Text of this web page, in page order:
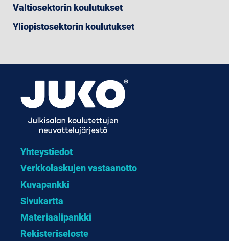
Valtiosektorin koulutukset
Yliopistosektorin koulutukset
Yhteystiedot
Verkkolaskujen vastaanotto
Kuvapankki
Sivukartta
Materiaalipankki
Rekisteriseloste